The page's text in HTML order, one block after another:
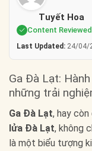
Tuyết Hoa
Content Reviewed
Last Updated: 24/04/
Ga Đà Lạt:
những trải
Ga Đà Lạt, hay
lửa Đà Lạt, không
là một biểu tượng